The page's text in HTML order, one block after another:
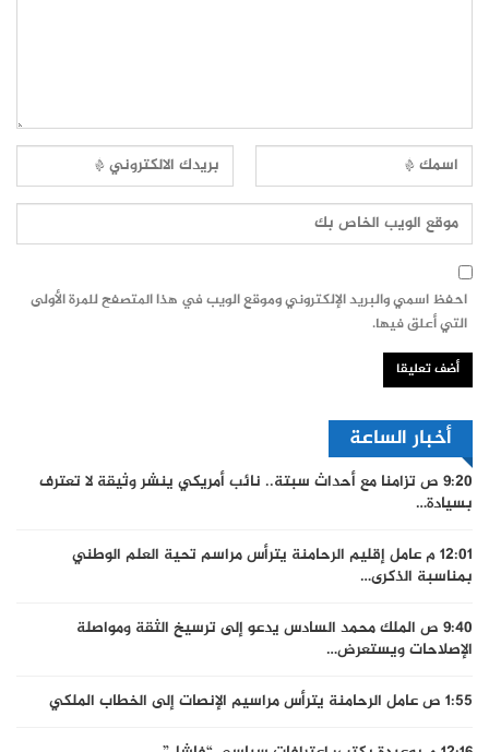
احفظ اسمي والبريد الإلكتروني وموقع الويب في هذا المتصفح للمرة الأولى
التي أعلق فيها.
أخبار الساعة
9:20 ص
تزامنا مع أحداث سبتة.. نائب أمريكي ينشر وثيقة لا تعترف
بسيادة…
12:01 م
عامل إقليم الرحامنة يترأس مراسم تحية العلم الوطني
بمناسبة الذكرى…
9:40 ص
الملك محمد السادس يدعو إلى ترسيخ الثقة ومواصلة
الإصلاحات ويستعرض…
1:55 ص
عامل الرحامنة يترأس مراسيم الإنصات إلى الخطاب الملكي